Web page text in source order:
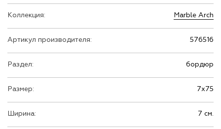
Коллекция: Marble Arch
Артикул производителя: 576516
Раздел: бордюр
Размер: 7х75
Ширина: 7 см.